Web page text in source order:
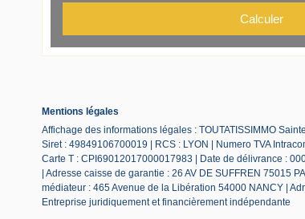
Mentions légales
Affichage des informations légales : TOUTATISSIMMO
Siret : 49849106700019 | RCS : LYON | Numero TVA
Carte T : CPI69012017000017983 | Date de délivrance :
| Adresse caisse de garantie : 26 AV DE SUFFREN 75015
médiateur : 465 Avenue de la Libération 54000 NANCY |
Entreprise juridiquement et financièrement indépendante